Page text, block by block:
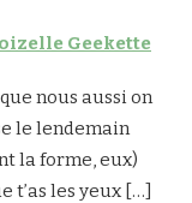
Geekette
nous aussi on
le lendemain
la forme, eux)
t’as les yeux […]